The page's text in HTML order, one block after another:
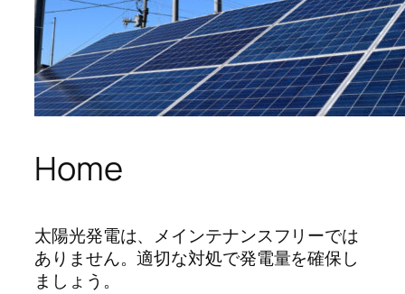
Home
太陽光発電は、メインテナンスフリーでは
ありません。適切な対処で発電量を確保し
ましょう。